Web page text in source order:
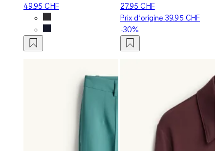
49.95 CHF
27.95 CHF
Prix d‘origine39.95 CHF
-30%